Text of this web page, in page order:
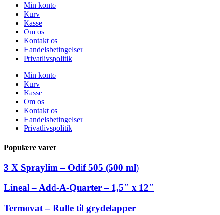
Min konto
Kurv
Kasse
Om os
Kontakt os
Handelsbetingelser
Privatlivspolitik
Min konto
Kurv
Kasse
Om os
Kontakt os
Handelsbetingelser
Privatlivspolitik
Populære varer
3 X Spraylim – Odif 505 (500 ml)
Lineal – Add-A-Quarter – 1,5″ x 12″
Termovat – Rulle til grydelapper